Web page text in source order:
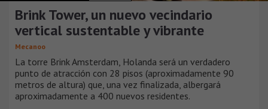
Brink Tower, un nuevo vecindario
vertical sustentable y vibrante
Mecanoo
La torre Brink Amsterdam, Holanda será un verdadero
punto de atracción con 28 pisos (aproximadamente 90
metros de altura) que, una vez finalizada, albergará
aproximadamente a 400 nuevos residentes.